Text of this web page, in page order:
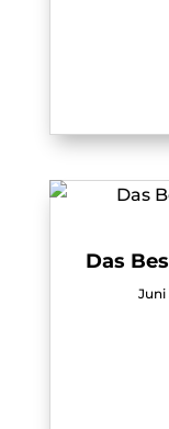
Das
Juni